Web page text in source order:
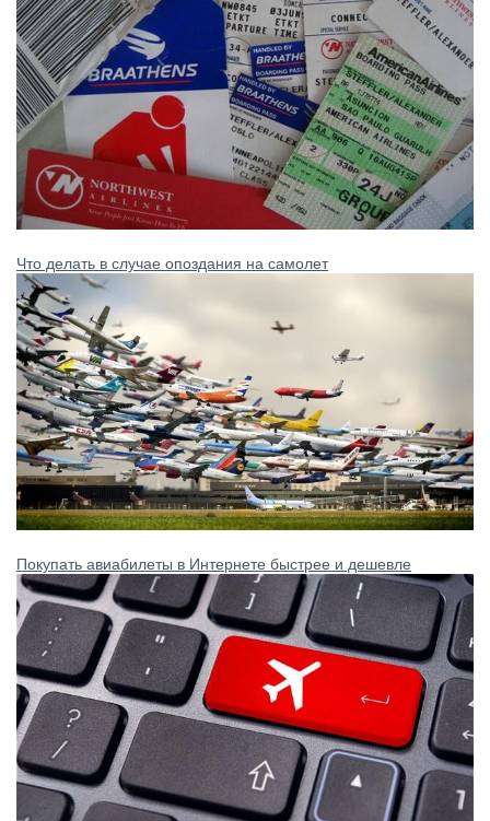
Что делать в случае опоздания на самолет
Покупать авиабилеты в Интернете быстрее и дешевле